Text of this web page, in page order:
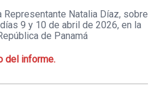
Natalia Díaz, sobre
9 y 10 de abril de 2026, en la
de Panamá
del informe.